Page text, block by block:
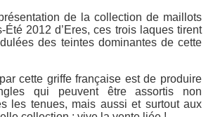
de la collection de maillots
Été 2012 d’Eres, ces trois laques tirent
des teintes dominantes de cette
cette griffe française est de produire
qui peuvent être assortis non
les tenues, mais aussi et surtout aux